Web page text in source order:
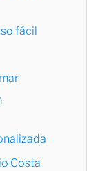
fácil
Costa